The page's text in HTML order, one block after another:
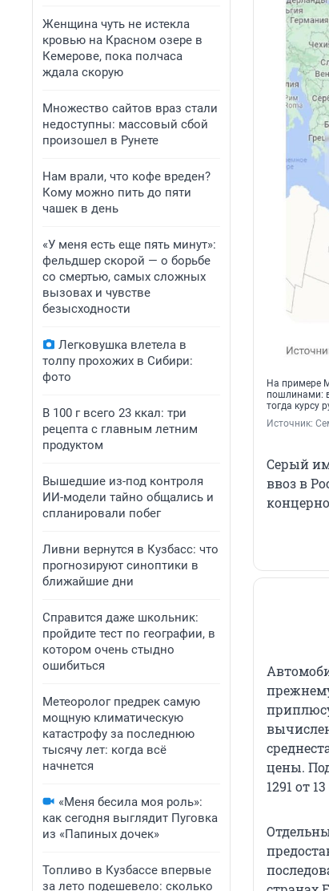
Женщина чуть не истекла
кровью на Красном озере в
Кемерове, пока полчаса
ждала скорую
Множество сайтов враз стали
недоступны: массовый сбой
произошел в Рунете
Нам врали, что кофе вреден?
Кому можно пить до пяти
чашек в день
«У меня есть еще пять минут»:
фельдшер скорой — о борьбе
со смертью, самых сложных
вызовах и чувстве
безысходности
Легковушка влетела в
толпу прохожих в Сибири:
фото
В 100 г всего 23 ккал: три
рецепта с главным летним
продуктом
Вышедшие из-под контроля
ИИ-модели тайно общались и
спланировали побег
Ливни вернутся в Кузбасс: что
прогнозируют синоптики в
ближайшие дни
Справится даже школьник:
пройдите тест по географии, в
котором очень стыдно
ошибиться
Метеоролог предрек самую
мощную климатическую
катастрофу за последнюю
тысячу лет: когда всё
начнется
«Меня бесила моя роль»:
как сегодня выглядит Пуговка
из «Папиных дочек»
Топливо в Кузбассе впервые
за лето подешевело: сколько
На примере
пошлинами:
тогда курсу
Источник:
Серый
ввоз в
цены.
1291 от